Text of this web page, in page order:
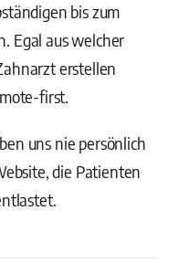
bis zum
Egal aus welcher
erstellen
first.
uns nie persönlich
die Patienten